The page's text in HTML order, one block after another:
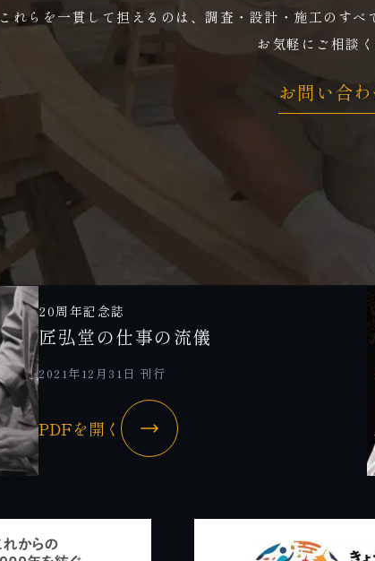
これらを一貫して担えるのは、調査・設計・施工のす
お気軽にご相談く
お問い合
20周年記念誌
匠弘堂の仕事の流儀
2021年12月31日 刊行
PDFを開く